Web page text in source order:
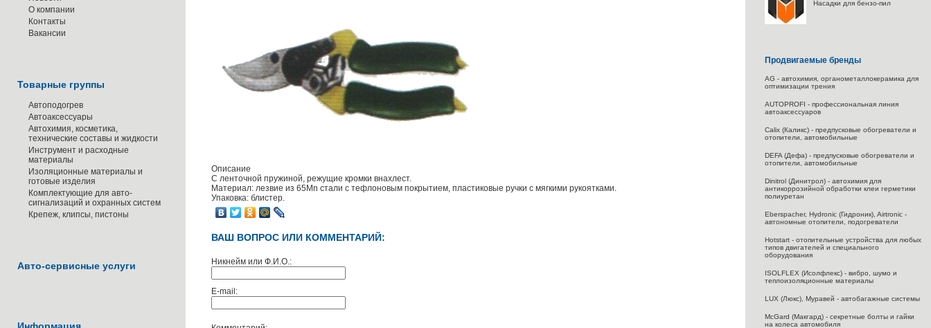
О компании
Контакты
Вакансии
Товарные группы
Автоподогрев
Автоаксессуары
Автохимия, косметика,
технические составы и жидкости
Инструмент и расходные
материалы
Изоляционные материалы и
готовые изделия
Комплектующие для авто-
сигнализаций и охранных систем
Крепеж, клипсы, пистоны
Авто-сервисные услуги
Описание
С ленточной пружиной, режущие кромки внахлест.
Материал: лезвие из 65Mn стали с тефлоновым покрытием, пластиковые ручки с мягкими рукоятками.
Упаковка: блистер.
ВАШ ВОПРОС ИЛИ КОММЕНТАРИЙ:
Никнейм или Ф.И.О.:
E-mail:
Насадки для бензо-пил
Продвигаемые бренды
AG - автохимия, органометаллокерамика для
оптимизации трения
AUTOPROFI - профессиональная линия
автоаксессуаров
Calix (Каликс) - предпусковые обогреватели и
отопители, автомобильные
DEFA (Дефа) - предпусковые обогреватели и
отопители, автомобильные
Dinitrol (Динитрол) - автохимия для
антикоррозийной обработки клеи герметики
полиуретан
Eberspacher, Hydronic (Гидроник), Airtronic -
автономные отопители, подогреватели
Hotstart - отопительные устройства для любых
типов двигателей и специального
оборудования
ISOLFLEX (Исолфлекс) - вибро, шумо и
теплоизоляционные материалы
LUX (Люкс), Муравей - автобагажные системы
McGard (Макгард) - секретные болты и гайки
на колеса автомобиля